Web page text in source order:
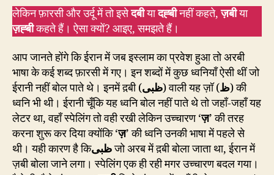
लेकिन फ़ारसी और उर्दू में तो इसेदबीयादह्बीनहीं कहते,ज़बीया
ज़ह्बीकहते हैं। ऐसा क्यों? आइए, समझते हैं।
आप जानते होंगे कि ईरान में जब इस्लाम का प्रवेश हुआ तो अरबी
भाषा के कई शब्द फ़ारसी में गए। इन शब्दों में कुछ ध्वनियाँ ऐसी थीं जो
ईरानी नहीं बोल पाते थे। इनमें द़बी (ظبی) वाली यह ज़ॉ (ظ) की
ध्वनि भी थी। ईरानी चूँकि यह ध्वनि बोल नहीं पाते थे तो जहाँ-जहाँ यह
लेटर था, वहाँ स्पेलिंग तो वही रखी लेकिन उच्चारण ‘ज़’ की तरह
करना शुरू कर दिया क्योंकि ‘ज़’ की ध्वनि उनकी भाषा में पहले से
थी। यही कारण है किظبیजो अरब में द़बी बोला जाता था, ईरान में
ज़बी बोला जाने लगा। स्पेलिंग एक ही रही मगर उच्चारण बदल गया।